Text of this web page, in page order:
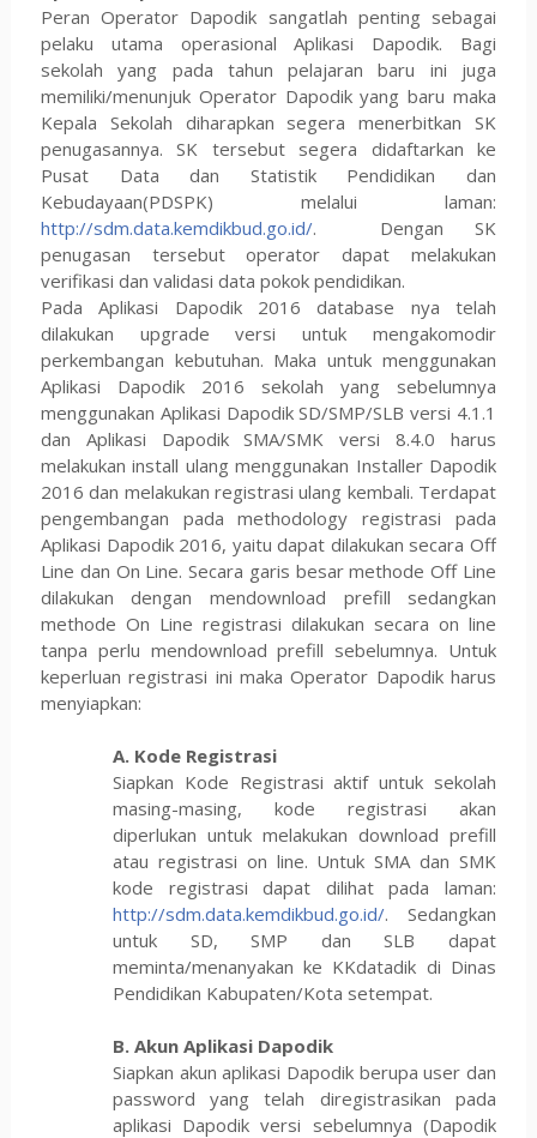
Peran Operator Dapodik sangatlah penting sebagai
pelaku utama operasional Aplikasi Dapodik. Bagi
sekolah yang pada tahun pelajaran baru ini juga
memiliki/menunjuk Operator Dapodik yang baru maka
Kepala Sekolah diharapkan segera menerbitkan SK
penugasannya. SK tersebut segera didaftarkan ke
Pusat Data dan Statistik Pendidikan dan
Kebudayaan(PDSPK) melalui laman:
http://sdm.data.kemdikbud.go.id/. Dengan SK
penugasan tersebut operator dapat melakukan
verifikasi dan validasi data pokok pendidikan.
Pada Aplikasi Dapodik 2016 database nya telah
dilakukan upgrade versi untuk mengakomodir
perkembangan kebutuhan. Maka untuk menggunakan
Aplikasi Dapodik 2016 sekolah yang sebelumnya
menggunakan Aplikasi Dapodik SD/SMP/SLB versi 4.1.1
dan Aplikasi Dapodik SMA/SMK versi 8.4.0 harus
melakukan install ulang menggunakan Installer Dapodik
2016 dan melakukan registrasi ulang kembali. Terdapat
pengembangan pada methodology registrasi pada
Aplikasi Dapodik 2016, yaitu dapat dilakukan secara Off
Line dan On Line. Secara garis besar methode Off Line
dilakukan dengan mendownload prefill sedangkan
methode On Line registrasi dilakukan secara on line
tanpa perlu mendownload prefill sebelumnya. Untuk
keperluan registrasi ini maka Operator Dapodik harus
menyiapkan:
A. Kode Registrasi
Siapkan Kode Registrasi aktif untuk sekolah
masing-masing, kode registrasi akan
diperlukan untuk melakukan download prefill
atau registrasi on line. Untuk SMA dan SMK
kode registrasi dapat dilihat pada laman:
http://sdm.data.kemdikbud.go.id/. Sedangkan
untuk SD, SMP dan SLB dapat
meminta/menanyakan ke KKdatadik di Dinas
Pendidikan Kabupaten/Kota setempat.
B. Akun Aplikasi Dapodik
Siapkan akun aplikasi Dapodik berupa user dan
password yang telah diregistrasikan pada
aplikasi Dapodik versi sebelumnya (Dapodik